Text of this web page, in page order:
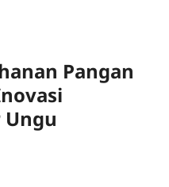
Pangan
Ungu